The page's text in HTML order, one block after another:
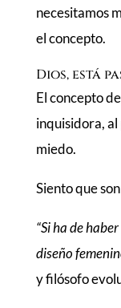
necesitamos
el concepto.
Dios, está
El concepto
inquisidora,
miedo.
Siento que
“Si ha de
diseño
y filósofo